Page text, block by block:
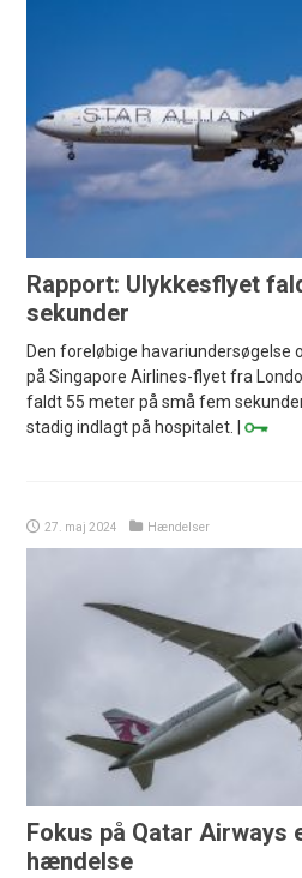
Rapport: Ulykkesflyet
sekunder
Den foreløbige
på Singapore Airlines-flyet fra
faldt 55 meter på små fem
stadig indlagt på hospitalet. |
27. maj 2024 Hændelser
Fokus på Qatar Airways
hændelse